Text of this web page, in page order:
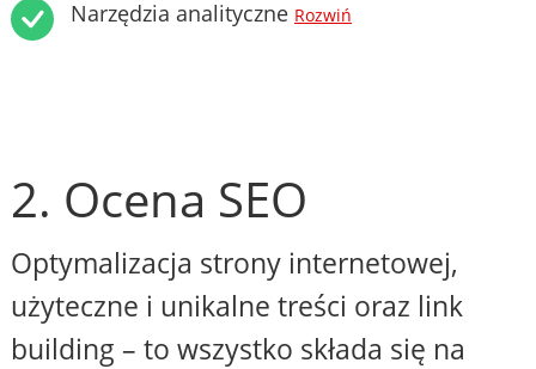
Narzędzia analityczne Rozwiń
2. Ocena SEO
Optymalizacja strony internetowej,
użyteczne i unikalne treści oraz link
building – to wszystko składa się na